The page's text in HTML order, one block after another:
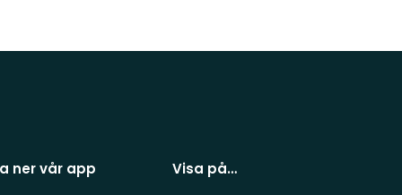
ner vår app Visa på…